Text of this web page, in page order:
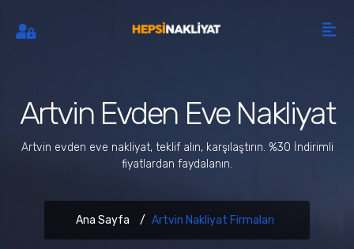
Artvin Evden Eve Nakliyat
Artvin evden eve nakliyat, teklif alın, karşılaştırın. %30 İndirimli
fiyatlardan faydalanın.
Ana Sayfa Artvin Nakliyat Firmaları